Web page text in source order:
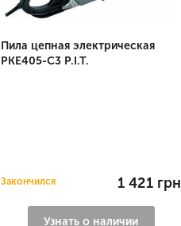
Пила цепная электрическая
PKE405-C3 P.I.T.
Закончился 1 421 грн
Узнать о наличии